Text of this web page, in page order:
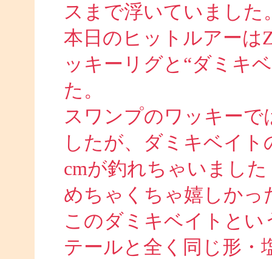
スまで浮いていました
本日のヒットルアーは
ッキーリグと“ダミキ
た。
スワンプのワッキーで
したが、ダミキベイ
cmが釣れちゃいました
めちゃくちゃ嬉しかっ
このダミキベイトと
テールと全く同じ形・